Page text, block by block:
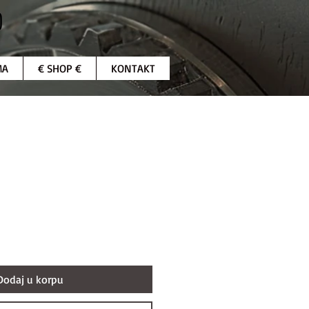
€ SHOP € KONTAKT
u korpu